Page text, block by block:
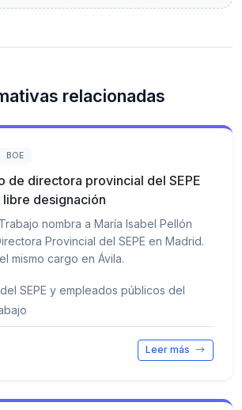
relacionadas
BOE
de directora provincial del SEPE
designación
nombra a María Isabel Pellón
Provincial del SEPE en Madrid.
mismo cargo en Ávila.
SEPE y empleados públicos del
Leer más